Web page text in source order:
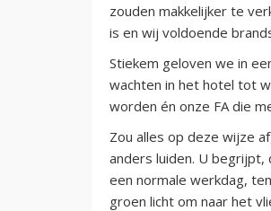
zouden makkelijker te
is en wij voldoende
Stiekem geloven we in
wachten in het hotel tot
worden én onze FA die
Zou alles op deze wijze
anders luiden. U begrijpt,
een normale werkdag,
groen licht om naar het